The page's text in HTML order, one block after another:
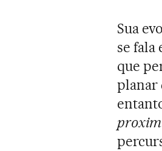
Sua
se fala
que
planar